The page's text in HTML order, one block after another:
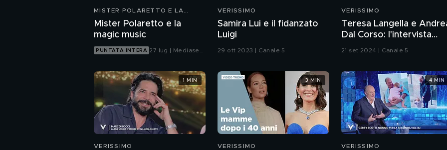
MISTER POLARETTO E LA
Mister Polaretto e la
magic music
PUNTATA INTERA 27 lug | Mediaset
VERISSIMO
Samira Lui e il fidanzato
Luigi
29 ott 2023 | Canale 5
VERISSIMO
Teresa Langella e
Dal Corso: l'intervista
21 set 2024 | Canale 5
VERISSIMO
1 MIN
VERISSIMO
3 MIN
VERISSIMO
4 MIN